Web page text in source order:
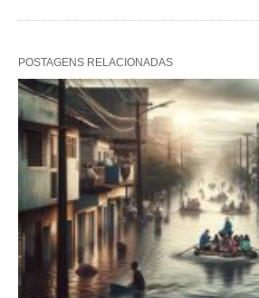
POSTAGENS RELACIONADAS